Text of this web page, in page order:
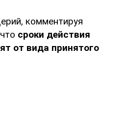
комментируя
сроки действия
от вида принятого